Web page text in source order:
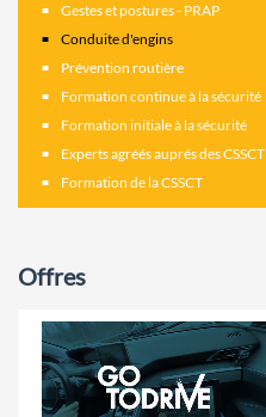
Gestes et postures - PRAP
Conduite d'engins
Prévention routière
Formation continue à la sécurité
Formation initiale à la sécurité
Experts agréés auprés des CSSCT
Formation de la CSSCT
Offres